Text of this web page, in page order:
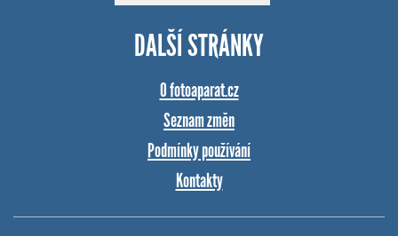
DALŠÍ STRÁNKY
O fotoaparat.cz
Seznam změn
Podmínky používání
Kontakty